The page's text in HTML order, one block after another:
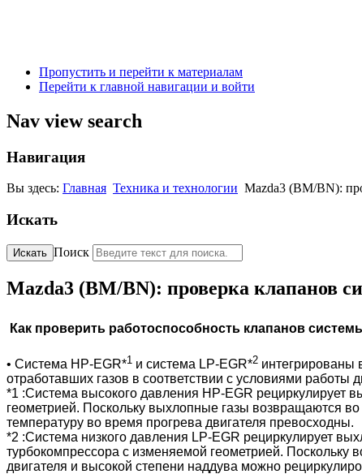
Пропустить и перейти к материалам
Перейти к главной навигации и войти
Nav view search
Навигация
Вы здесь: Главная Техника и технологии Mazda3 (BM/BN):
Искать
Искать Поиск
Mazda3 (BM/BN): проверка клапанов
Как проверить работоспособность клапанов
• Система HP-EGR*1 и система LP-EGR*2 интегрированы
отработавших газов в соответствии с условиями работы
*1 :Система высокого давления HP-EGR рециркулирует
геометрией. Поскольку выхлопные газы возвращаются
температуру во время прогрева двигателя превосходны.
*2 :Система низкого давления LP-EGR рециркулирует
турбокомпрессора с изменяемой геометрией. Поскольку
двигателя и высокой степени наддува можно